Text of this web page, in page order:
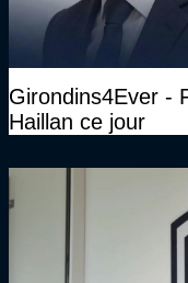
Girondins4Ever -
Haillan ce jour